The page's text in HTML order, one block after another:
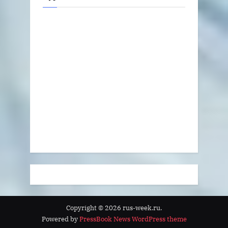
Copyright © 2026 rus-week.ru.
Powered byPressBook News WordPress theme